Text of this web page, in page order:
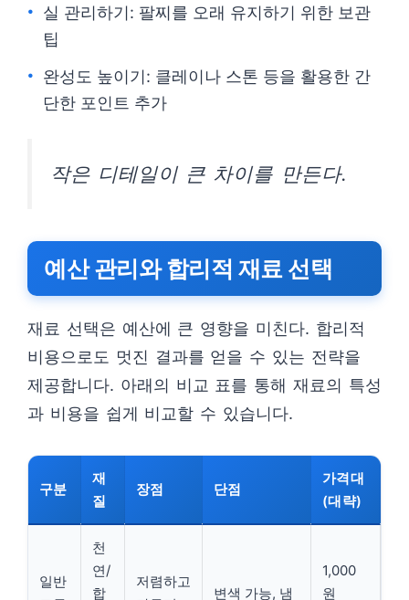
실 관리하기: 팔찌를 오래 유지하기 위한 보관
팁
완성도 높이기: 클레이나 스톤 등을 활용한 간
단한 포인트 추가
작은 디테일이 큰 차이를 만든다.
예산 관리와 합리적 재료 선택
재료 선택은 예산에 큰 영향을 미친다. 합리적
비용으로도 멋진 결과를 얻을 수 있는 전략을
제공합니다. 아래의 비교 표를 통해 재료의 특성
과 비용을 쉽게 비교할 수 있습니다.
구분
재
질
장점 단점
가격대
(대략)
일반
천
연/
합
저렴하고
변색 가능, 냄
1,000
원